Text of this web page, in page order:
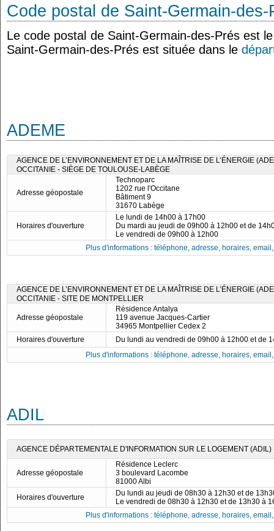
Code postal de Saint-Germain-des-
Le code postal de Saint-Germain-des-Prés est
Saint-Germain-des-Prés est située dans le
ADEME
AGENCE DE L’ENVIRONNEMENT ET DE LA MAÎTRISE DE L’ÉNERGIE
OCCITANIE - SIÈGE DE TOULOUSE-LABÈGE
Adresse géopostale
Technoparc
1202 rue l'Occitane
Bâtiment 9
31670 Labège
Horaires d'ouverture
Le lundi de 14h00 à 17h00
Du mardi au jeudi de 09h00 à 12h00 et de
Le vendredi de 09h00 à 12h00
Plus d'informations : téléphone, adresse, horaires,
AGENCE DE L’ENVIRONNEMENT ET DE LA MAÎTRISE DE L’ÉNERGIE
OCCITANIE - SITE DE MONTPELLIER
Adresse géopostale
Résidence Antalya
119 avenue Jacques-Cartier
34965 Montpellier Cedex 2
Horaires d'ouverture
Du lundi au vendredi de 09h00 à 12h00 et de
Plus d'informations : téléphone, adresse, horaires,
ADIL
AGENCE DÉPARTEMENTALE D'INFORMATION SUR LE LOGEMENT (ADIL)
Adresse géopostale
Résidence Leclerc
3 boulevard Lacombe
81000 Albi
Horaires d'ouverture
Du lundi au jeudi de 08h30 à 12h30 et de
Le vendredi de 08h30 à 12h30 et de 13h30 à
Plus d'informations : téléphone, adresse, horaires,